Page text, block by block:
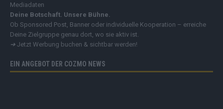
Mediadaten
Deine Botschaft. Unsere Bühne.
Ob Sponsored Post, Banner oder individuelle Kooperation – erreiche
Deine Zielgruppe genau dort, wo sie aktiv ist.
➔ Jetzt Werbung buchen & sichtbar werden!
EIN ANGEBOT DER COZMO NEWS